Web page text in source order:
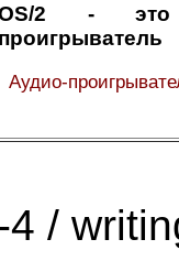
2 - это
проигрыватель
Аудио-
4 /